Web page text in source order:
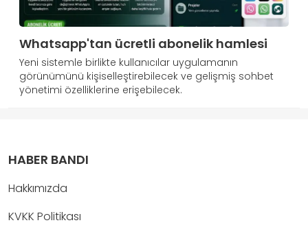
Whatsapp'tan ücretli abonelik hamlesi
Yeni sistemle birlikte kullanıcılar uygulamanın
görünümünü kişiselleştirebilecek ve gelişmiş sohbet
yönetimi özelliklerine erişebilecek.
HABER BANDI
Hakkımızda
KVKK Politikası